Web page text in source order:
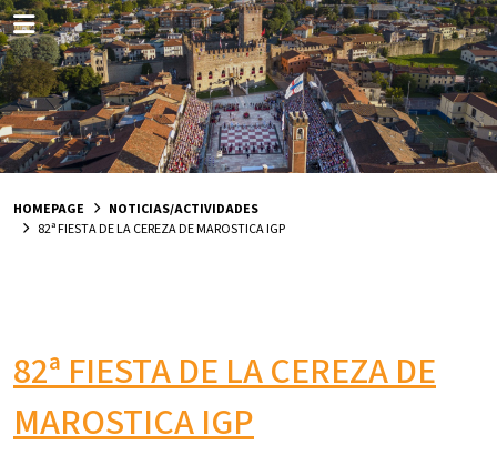
HOMEPAGE
NOTICIAS/ACTIVIDADES
82ª FIESTA DE LA CEREZA DE MAROSTICA IGP
82ª FIESTA DE LA CEREZA DE
MAROSTICA IGP